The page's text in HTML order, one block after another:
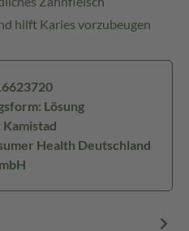
hilft Karies vorzubeugen
Lösung
Health Deutschland